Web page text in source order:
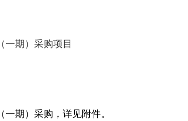
一期）采购项目
一期）采购 ，详见附件。